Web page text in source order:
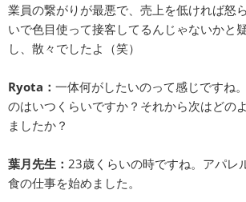
業員の繋がりが最悪で、売上を低ければ怒
いで色目使って接客してるんじゃないかと
し、散々でしたよ（笑）
Ryota： 一体何がしたいのって感じですね
のはいつくらいですか？それから次はどの
ましたか？
葉月先生： 23歳くらいの時ですね。アパレ
食の仕事を始めました。